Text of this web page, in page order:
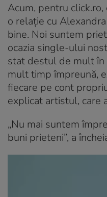
Acum, pentru
o relație cu
bine. Noi suntem
ocazia single-ului
stat destul de mult
mult timp împreună,
fiecare pe cont
explicat artistul, care
„Nu mai suntem
buni prieteni”, a